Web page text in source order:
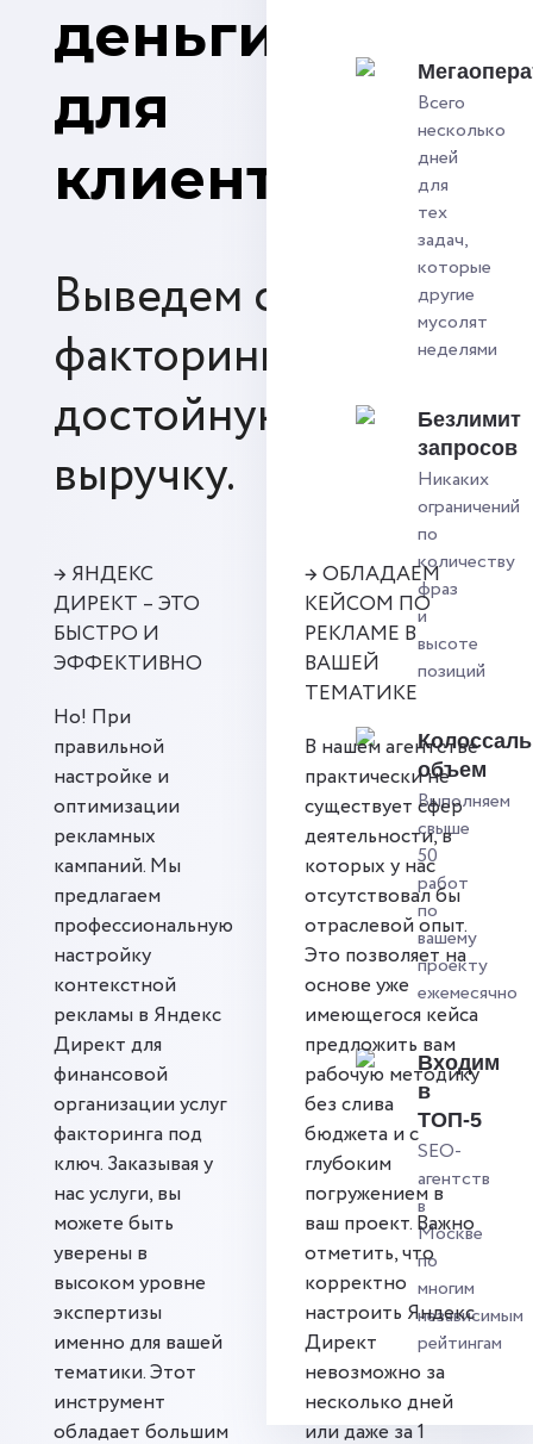
деньги
для
клиентов
Выведем сайт по
факторингу на
достойную
выручку.
Всего
несколько
дней
для
тех
задач,
которые
другие
мусолят
неделями
Безлимит
запросов
Никаких
ограничений
по
количеству
фраз
и
высоте
позиций
объем
Выполняем
свыше
50
работ
по
вашему
проекту
ежемесячно
Входим
в
ТОП-5
SEO-
агентств
в
Москве
по
многим
независимым
рейтингам
→ ЯНДЕКС
ДИРЕКТ – ЭТО
БЫСТРО И
ЭФФЕКТИВНО
Но! При
правильной
настройке и
оптимизации
рекламных
кампаний. Мы
предлагаем
профессиональную
настройку
контекстной
рекламы в Яндекс
Директ для
финансовой
организации услуг
факторинга под
ключ. Заказывая у
нас услуги, вы
можете быть
уверены в
высоком уровне
экспертизы
именно для вашей
тематики. Этот
инструмент
обладает большим
→ ОБЛАДАЕМ
КЕЙСОМ ПО
РЕКЛАМЕ В
ВАШЕЙ
ТЕМАТИКЕ
В нашем агентстве
практически не
существует сфер
деятельности, в
которых у нас
отсутствовал бы
отраслевой опыт.
Это позволяет на
основе уже
имеющегося кейса
предложить вам
рабочую методику
без слива
бюджета и с
глубоким
погружением в
ваш проект. Важно
отметить, что
корректно
настроить Яндекс
Директ
невозможно за
несколько дней
или даже за 1